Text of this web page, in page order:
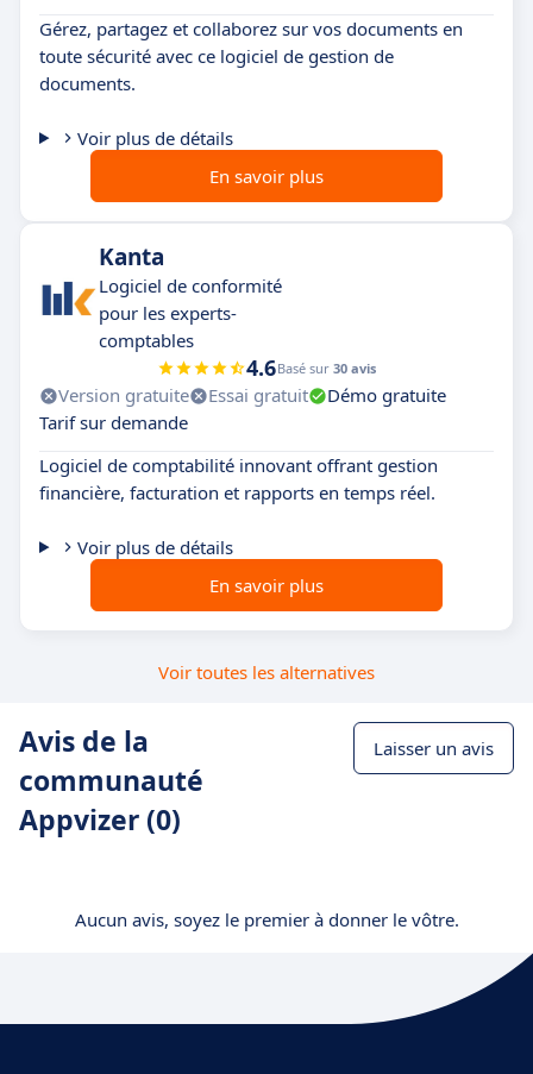
Gérez, partagez et collaborez sur vos documents en
toute sécurité avec ce logiciel de gestion de
documents.
Voir plus de détails
En savoir plus
Kanta
Logiciel de conformité
pour les experts-
comptables
4.6Basé sur 30 avis
Version gratuite Essai gratuit
Démo gratuite
Tarif sur demande
Logiciel de comptabilité innovant offrant gestion
financière, facturation et rapports en temps réel.
Voir plus de détails
En savoir plus
Voir toutes les alternatives
Avis de la
communauté
Appvizer (0)
Laisser un avis
Aucun avis, soyez le premier à donner le vôtre.